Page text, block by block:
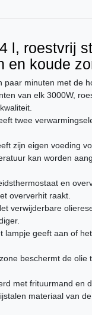
l, roestvrij
en koude
paar minuten met de
van elk 3000W,
twee
zijn eigen voeding
kan worden
en
oververhit raakt.
verwijderbare
lampje geeft aan of
beschermt de
met frituurmand en
materiaal van